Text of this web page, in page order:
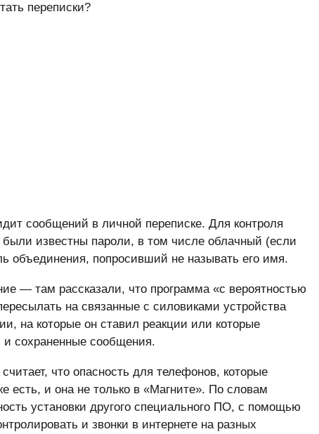
переписки?
сообщений в личной переписке. Для контроля
были известны пароли, в том числе облачный (если
объединения, попросивший не называть его имя.
— там рассказали, что программа «с вероятностью
на связанные с силовиками устройства
на которые он ставил реакции или которые
и сохраненные сообщения.
что опасность для телефонов, которые
есть, и она не только в «Магните». По словам
установки другого специального ПО, с помощью
и звонки в интернете на разных